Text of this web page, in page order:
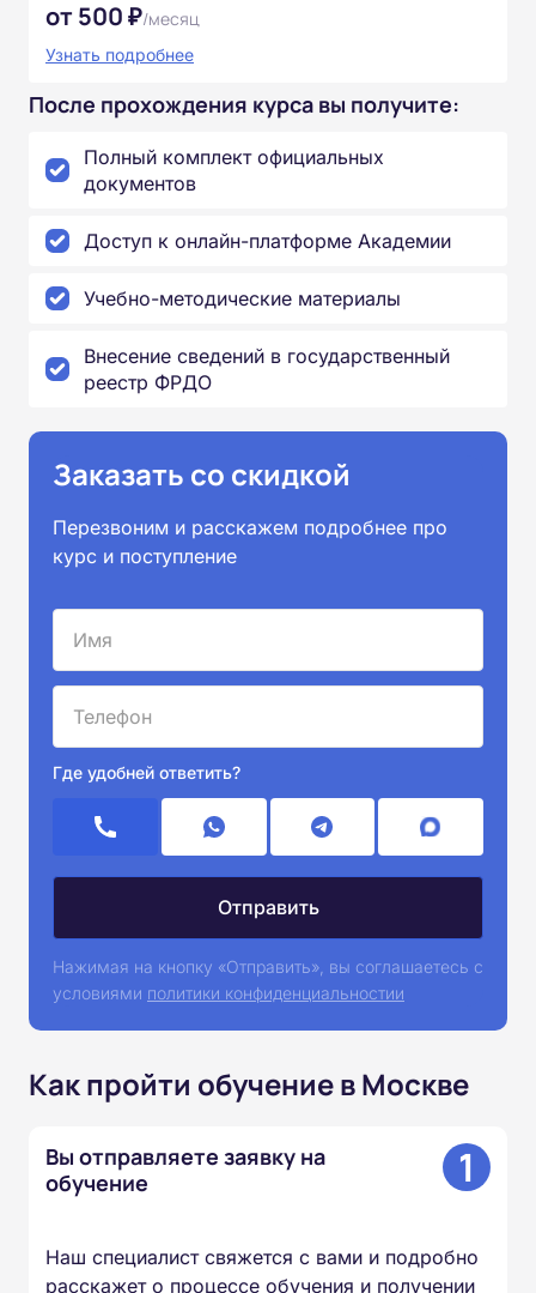
от 500 ₽/месяц
Узнать подробнее
После прохождения курса вы получите:
Полный комплект официальных
документов
Доступ к онлайн-платформе Академии
Учебно-методические материалы
Внесение сведений в государственный
реестр ФРДО
Заказать со скидкой
Перезвоним и расскажем подробнее про
курс и поступление
Где удобней ответить?
Нажимая на кнопку «Отправить», вы соглашаетесь с
условиями политики конфиденциальностии
Как пройти обучение в Москве
Вы отправляете заявку на
обучение
1
Наш специалист свяжется с вами и подробно
расскажет о процессе обучения и получении